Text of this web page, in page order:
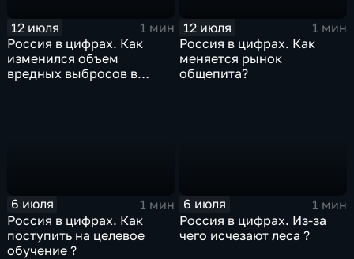
12 июля
1 мин
Россия в цифрах. Как
изменился объем
вредных выбросов в
12 июля
1 мин
Россия в цифрах. Как
меняется рынок
общепита?
6 июля
1 мин
Россия в цифрах. Как
поступить на целевое
обучение ?
6 июля
1 мин
Россия в цифрах. Из-за
чего исчезают леса ?